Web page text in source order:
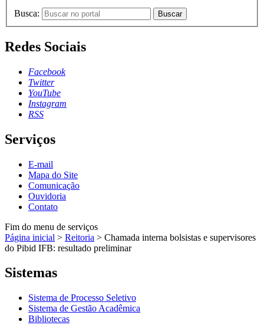
Busca: Buscar
Redes Sociais
Facebook
Twitter
YouTube
Instagram
RSS
Serviços
E-mail
Mapa do Site
Comunicação
Ouvidoria
Contato
Fim do menu de serviços
Página inicial > Reitoria > Chamada interna bolsistas e supervisores
do Pibid IFB: resultado preliminar
Sistemas
Sistema de Processo Seletivo
Sistema de Gestão Acadêmica
Bibliotecas